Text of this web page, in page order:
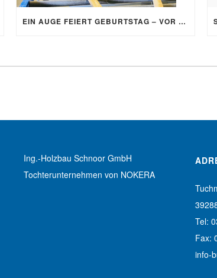
EIN AUGE FEIERT GEBURTSTAG – VOR DREI JAHREN FIEL DER STARTSCHUSS FÜR DIE AUTOEYE-ANLAGE
Ing.-Holzbau Schnoor GmbH
Tochterunternehmen von NOKERA
Tel:
Fax:
info-